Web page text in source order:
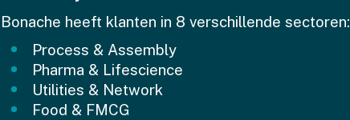
Bonache heeft klanten in 8 verschillende sectoren:
Process & Assembly
Pharma & Lifescience
Utilities & Network
Food & FMCG